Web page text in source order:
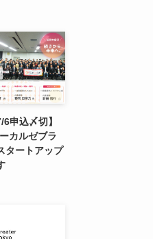
申込〆切】
カルゼブラ
タートアップ